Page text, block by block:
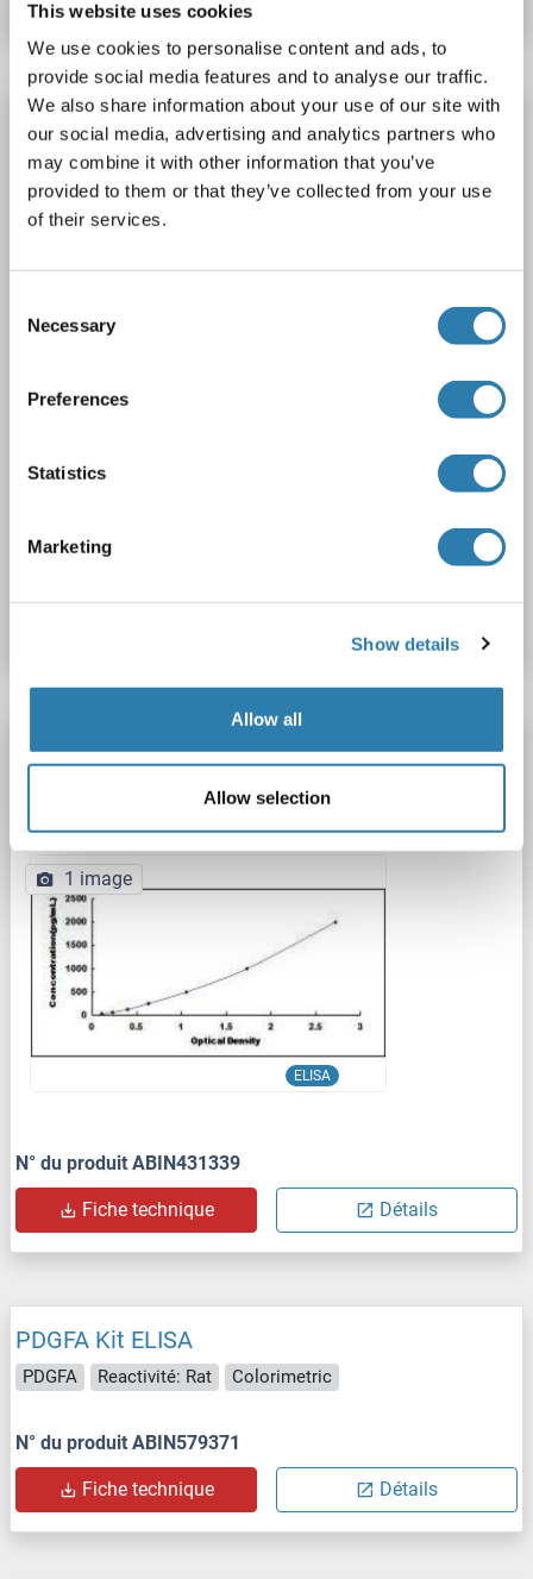
This website uses cookies
We use cookies to personalise content and ads, to
provide social media features and to analyse our traffic.
We also share information about your use of our site with
our social media, advertising and analytics partners who
may combine it with other information that you’ve
provided to them or that they’ve collected from your use
of their services.
Selection
Necessary
Preferences
Statistics
Marketing
Show details
Allow all
Allow selection
PDGFA Kit ELISA
PDGFA Reactivité: Humain
Colorimetric
Sandwich ELISA
0.15 ng/mL - 10 ng/mL
PDGFA Kit ELISA
Reactivité: Lapin Colorimetric
ELISA
1 image
N° du produit ABIN431339
Fiche technique Détails
PDGFA Kit ELISA
PDGFA Reactivité: Rat Colorimetric
N° du produit ABIN579371
Fiche technique Détails